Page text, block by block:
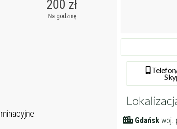
200 zł
Na godzinę
Telefon
Gdańsk woj.